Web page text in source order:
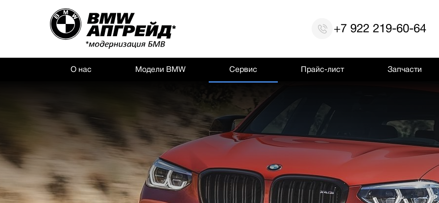
+7 922 219-60-64
О нас Модели BMW Сервис Прайс-лист Запчасти